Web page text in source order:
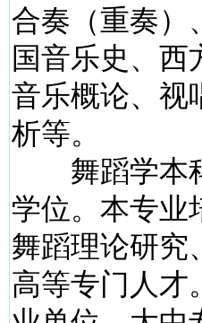
合奏（重奏）
国音乐史、
音乐概论、视
析等。
舞蹈学本科
学位。本专业
舞蹈理论研究
高等专门人才